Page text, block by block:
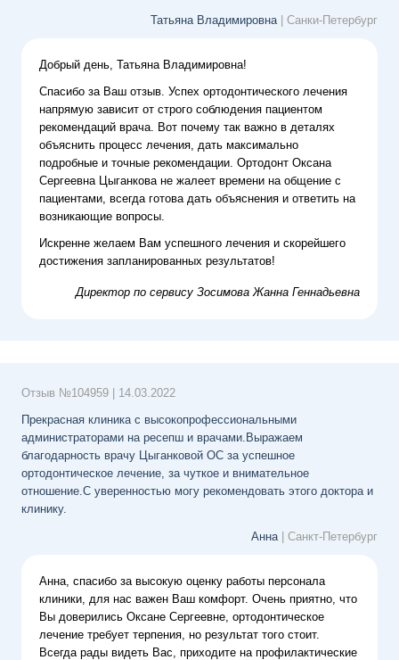
Татьяна Владимировна | Санки-Петербург
Добрый день, Татьяна Владимировна!
Спасибо за Ваш отзыв. Успех ортодонтического лечения
напрямую зависит от строго соблюдения пациентом
рекомендаций врача. Вот почему так важно в деталях
объяснить процесс лечения, дать максимально
подробные и точные рекомендации. Ортодонт Оксана
Сергеевна Цыганкова не жалеет времени на общение с
пациентами, всегда готова дать объяснения и ответить на
возникающие вопросы.
Искренне желаем Вам успешного лечения и скорейшего
достижения запланированных результатов!
Директор по сервису Зосимова Жанна Геннадьевна
Отзыв №104959
14.03.2022
Прекрасная клиника с высокопрофессиональными
администраторами на ресепш и врачами.Выражаем
благодарность врачу Цыганковой ОС за успешное
ортодонтическое лечение, за чуткое и внимательное
отношение.С уверенностью могу рекомендовать этого доктора и
клинику.
Анна | Санкт-Петербург
Анна, спасибо за высокую оценку работы персонала
клиники, для нас важен Ваш комфорт. Очень приятно, что
Вы доверились Оксане Сергеевне, ортодонтическое
лечение требует терпения, но результат того стоит.
Всегда рады видеть Вас, приходите на профилактические